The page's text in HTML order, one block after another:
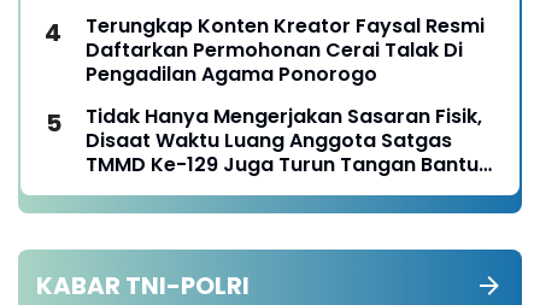
Tanggungjawab
Terungkap Konten Kreator Faysal Resmi
Daftarkan Permohonan Cerai Talak Di
Pengadilan Agama Ponorogo
Tidak Hanya Mengerjakan Sasaran Fisik,
Disaat Waktu Luang Anggota Satgas
TMMD Ke-129 Juga Turun Tangan Bantu
Warga Panen Jagung
KABAR TNI-POLRI